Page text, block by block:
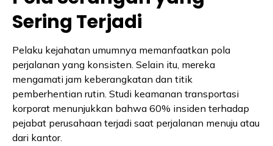
Sering Terjadi
Pelaku kejahatan umumnya memanfaatkan pola
perjalanan yang konsisten. Selain itu, mereka
mengamati jam keberangkatan dan titik
pemberhentian rutin. Studi keamanan transportasi
korporat menunjukkan bahwa 60% insiden terhadap
pejabat perusahaan terjadi saat perjalanan menuju atau
dari kantor.